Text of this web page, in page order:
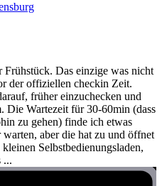
Frühstück. Das einzige was nicht
der offiziellen checkin Zeit.
früher einzuchecken und
Die Wartezeit für 30-60min (dass
zu gehen) finde ich etwas
aber die hat zu und öffnet
Selbstbedienungsladen,
...